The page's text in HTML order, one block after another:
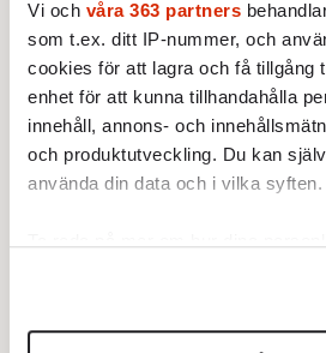
Vi och våra 363 partners
som t.ex. ditt IP-nummer, och
cookies för att lagra och få tillgång
enhet för att kunna tillhandahålla
innehåll, annons- och
och produktutveckling. Du kan
använda din data och i vilka syften.
Du kan ändra eller dra tillbaka ditt
helst från cookie-förklaringen.
»The Greater Journey –
släpps den 24 maj på Simon